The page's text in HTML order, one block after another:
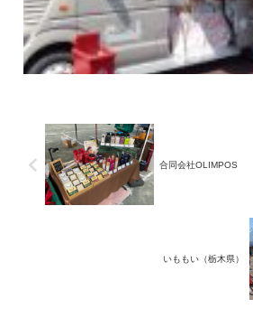
合同会社OLIMPOS
いももい（栃木県）